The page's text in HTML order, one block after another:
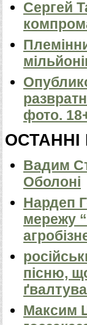
Сергей
фото.
ОСТАННІ
Вадим
Оболоні
Нардеп
мережу
пісню,
Максим